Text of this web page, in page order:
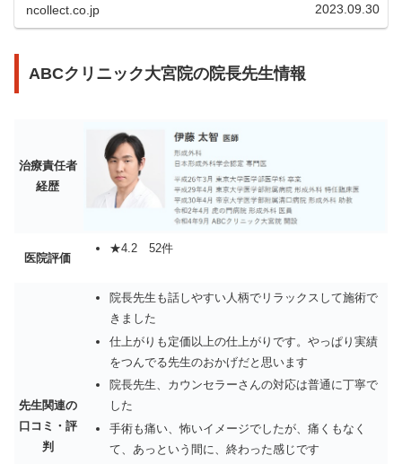
ncollect.co.jp 2023.09.30
ABCクリニック大宮院の院長先生情報
治療責任者
経歴
医院評価
★4.2 52件
先生関連の
口コミ・評
判
院長先生も話しやすい人柄でリラックスして施術で
きました
仕上がりも定価以上の仕上がりです。やっぱり実績
をつんでる先生のおかげだと思います
院長先生、カウンセラーさんの対応は普通に丁寧で
した
手術も痛い、怖いイメージでしたが、痛くもなく
て、あっという間に、終わった感じです